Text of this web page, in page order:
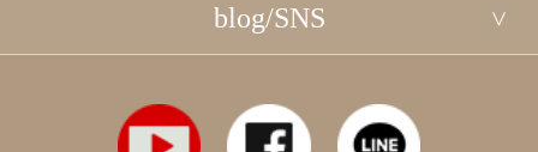
blog/SNS